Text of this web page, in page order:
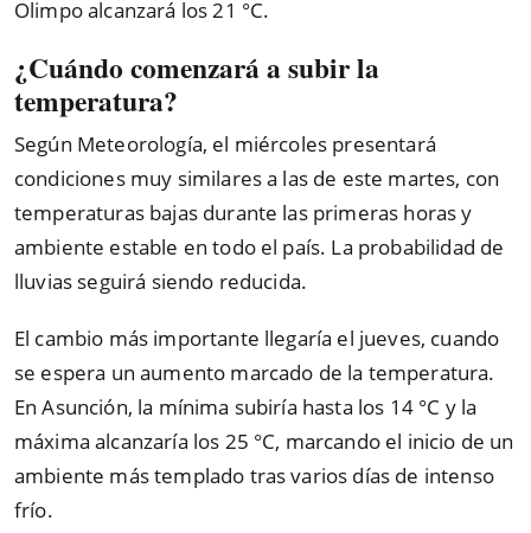
Olimpo alcanzará los 21 °C.
¿Cuándo comenzará a subir la
temperatura?
Según Meteorología, el miércoles presentará
condiciones muy similares a las de este martes, con
temperaturas bajas durante las primeras horas y
ambiente estable en todo el país. La probabilidad de
lluvias seguirá siendo reducida.
El cambio más importante llegaría el jueves, cuando
se espera un aumento marcado de la temperatura.
En Asunción, la mínima subiría hasta los 14 °C y la
máxima alcanzaría los 25 °C, marcando el inicio de un
ambiente más templado tras varios días de intenso
frío.